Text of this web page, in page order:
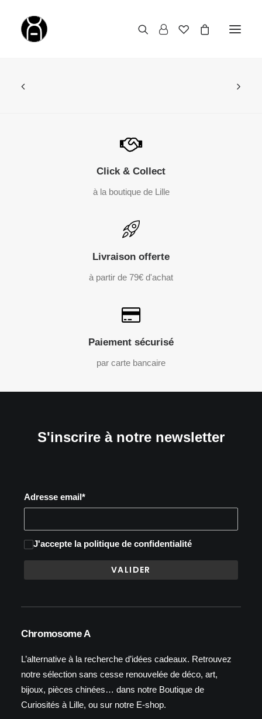
Click & Collect
à la boutique de Lille
Livraison offerte
à partir de 79€ d'achat
Paiement sécurisé
par carte bancaire
S'inscrire à notre newsletter
Adresse email*
J'accepte la politique de confidentialité
Chromosome A
L’alternative à la recherche d’idées cadeaux. Retrouvez
notre sélection sans cesse renouvelée de déco, art,
bijoux, pièces chinées… dans notre Boutique de
Curiosités à Lille, ou sur notre E-shop.